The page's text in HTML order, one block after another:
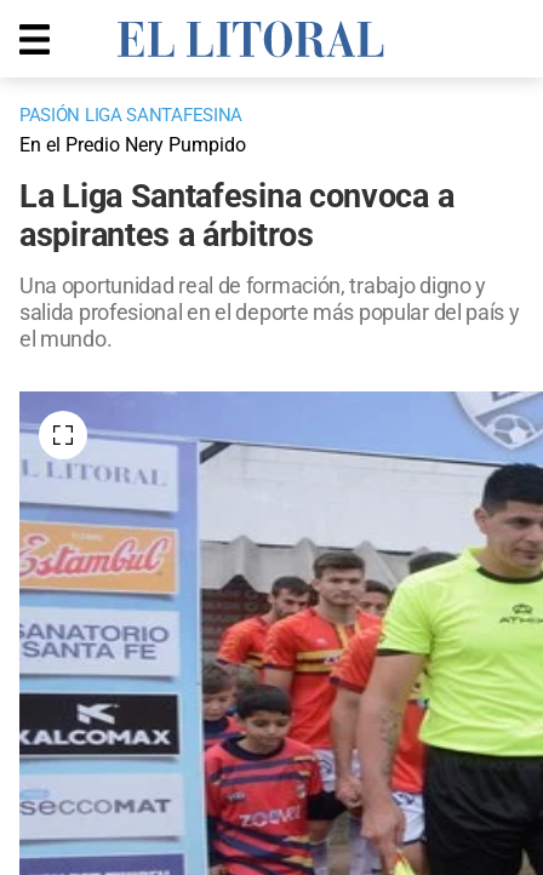
PASIÓN LIGA SANTAFESINA
En el Predio Nery Pumpido
La Liga Santafesina convoca a
aspirantes a árbitros
Una oportunidad real de formación, trabajo digno y
salida profesional en el deporte más popular del país y
el mundo.